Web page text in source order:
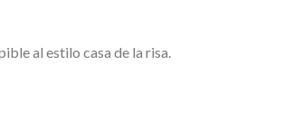
al estilo casa de la risa.